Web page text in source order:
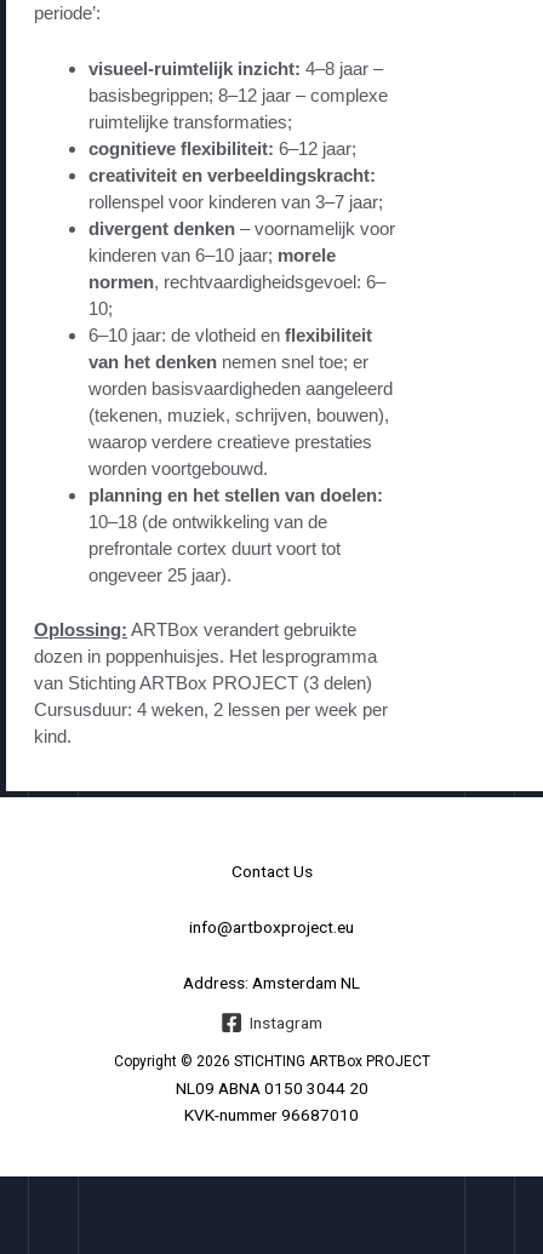
periode’:
visueel-ruimtelijk inzicht: 4–8 jaar –
basisbegrippen; 8–12 jaar – complexe
ruimtelijke transformaties;
cognitieve flexibiliteit: 6–12 jaar;
creativiteit en verbeeldingskracht:
rollenspel voor kinderen van 3–7 jaar;
divergent denken – voornamelijk voor
kinderen van 6–10 jaar; morele
normen, rechtvaardigheidsgevoel: 6–
10;
6–10 jaar: de vlotheid en flexibiliteit
van het denken nemen snel toe; er
worden basisvaardigheden aangeleerd
(tekenen, muziek, schrijven, bouwen),
waarop verdere creatieve prestaties
worden voortgebouwd.
planning en het stellen van doelen:
10–18 (de ontwikkeling van de
prefrontale cortex duurt voort tot
ongeveer 25 jaar).
Oplossing: ARTBox verandert gebruikte
dozen in poppenhuisjes. Het lesprogramma
van Stichting ARTBox PROJECT (3 delen)
Cursusduur: 4 weken, 2 lessen per week per
kind.
Contact Us
info@artboxproject.eu
Address: Amsterdam NL
Instagram
Copyright © 2026 STICHTING ARTBox PROJECT
NL09 ABNA 0150 3044 20
KVK-nummer 96687010